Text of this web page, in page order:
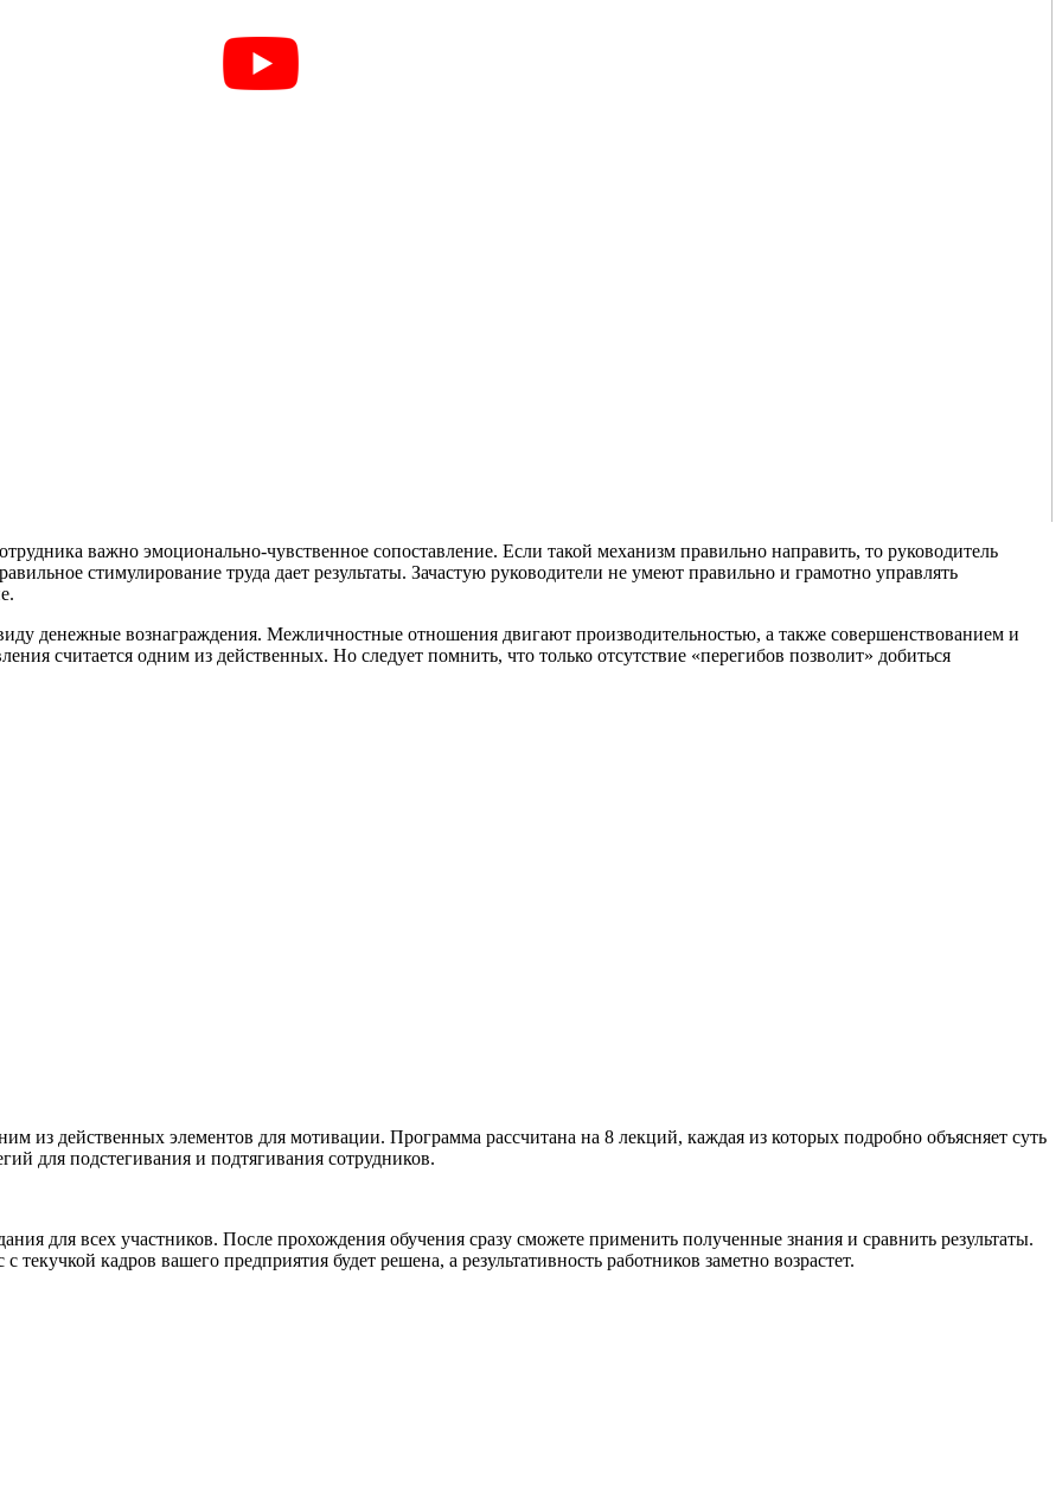
важно эмоционально-чувственное сопоставление. Если такой механизм правильно направить, то руководитель
стимулирование труда дает результаты. Зачастую руководители не умеют правильно и грамотно управлять
денежные вознаграждения. Межличностные отношения двигают производительностью, а также совершенствованием и
считается одним из действенных. Но следует помнить, что только отсутствие «перегибов позволит» добиться
из действенных элементов для мотивации. Программа рассчитана на 8 лекций, каждая из которых подробно объясняет суть
для подстегивания и подтягивания сотрудников.
для всех участников. После прохождения обучения сразу сможете применить полученные знания и сравнить результаты.
кадров вашего предприятия будет решена, а результативность работников заметно возрастет.